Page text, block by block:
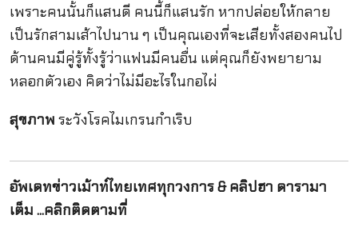
เพราะคนนั้นก็แสนดี คนนี้ก็แสนรัก หากปล่อยให้กลาย
เป็นรักสามเส้าไปนาน ๆ เป็นคุณเองที่จะเสียทั้งสองคนไป
ด้านคนมีคู่รู้ทั้งรู้ว่าแฟนมีคนอื่น แต่คุณก็ยังพยายาม
หลอกตัวเอง คิดว่าไม่มีอะไรในกอไผ่
สุขภาพ ระวังโรคไมเกรนกำเริบ
อัพเดทข่าวเม้าท์ไทยเทศทุกวงการ & คลิปฮา ดารามา
เต็ม ...คลิกติดตามที่